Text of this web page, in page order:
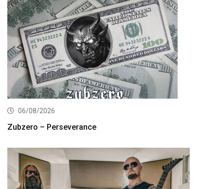
06/08/2026
Zubzero – Perseverance